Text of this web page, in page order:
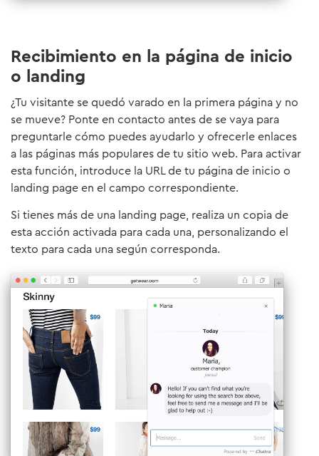
Recibimiento en la página de inicio
o landing
¿Tu visitante se quedó varado en la primera página y no
se mueve? Ponte en contacto antes de se vaya para
preguntarle cómo puedes ayudarlo y ofrecerle enlaces
a las páginas más populares de tu sitio web. Para activar
esta función, introduce la URL de tu página de inicio o
landing page en el campo correspondiente.
Si tienes más de una landing page, realiza un copia de
esta acción activada para cada una, personalizando el
texto para cada una según corresponda.